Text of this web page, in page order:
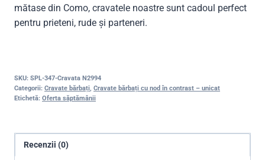
mătase din Como, cravatele noastre sunt cadoul perfect
pentru prieteni, rude și parteneri.
SKU: SPL-347-Cravata N2994
Categorii: Cravate bărbați, Cravate bărbați cu nod în contrast – unicat
Etichetă: Oferta săptămânii
Recenzii (0)